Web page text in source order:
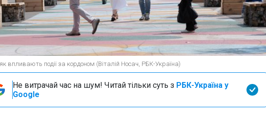
впливають події за кордоном (Віталій Носач, РБК-Україна)
Не витрачай час на шум! Читай тільки суть з РБК-Україна у
Google